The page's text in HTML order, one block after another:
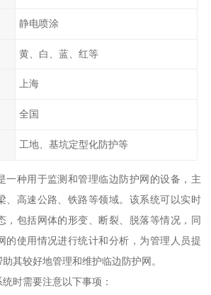
静电喷涂
黄、白、蓝、红等
上海
全国
工地、基坑定型化防护等
一种用于监测和管理临边防护网的设备，主
、高速公路、铁路等领域。该系统可以实时
，包括网体的形变、断裂、脱落等情况，同
的使用情况进行统计和分析，为管理人员提
其较好地管理和维护临边防护网。
时需要注意以下事项：